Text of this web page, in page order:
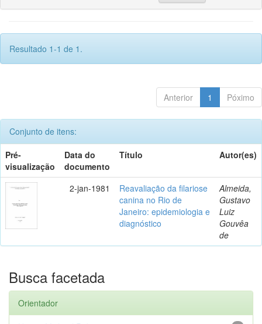
Resultado 1-1 de 1.
Anterior 1 Póximo
Conjunto de itens:
Pré-
visualização
Data do
documento
Título Autor(es)
2-jan-1981
Reavaliação da filariose
canina no Rio de
Janeiro: epidemiologia e
diagnóstico
Almeida,
Gustavo
Luiz
Gouvêa
de
Busca facetada
Orientador